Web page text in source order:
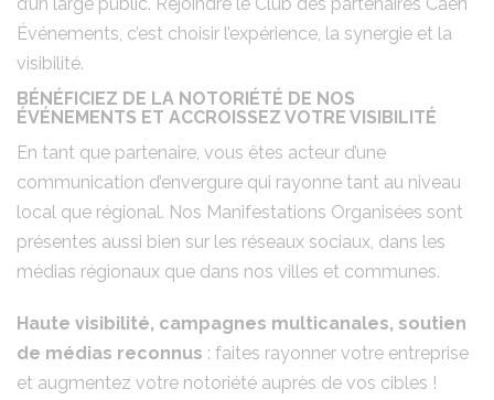
Événements, c’est choisir l’expérience, la synergie et la
visibilité.
BÉNÉFICIEZ DE LA NOTORIÉTÉ DE NOS
ÉVÉNEMENTS ET ACCROISSEZ VOTRE VISIBILITÉ
En tant que partenaire, vous êtes acteur d’une
communication d’envergure qui rayonne tant au niveau
local que régional. Nos Manifestations Organisées sont
présentes aussi bien sur les réseaux sociaux, dans les
médias régionaux que dans nos villes et communes.
Haute visibilité, campagnes multicanales, soutien
de médias reconnus : faites rayonner votre entreprise
et augmentez votre notoriété auprès de vos cibles !